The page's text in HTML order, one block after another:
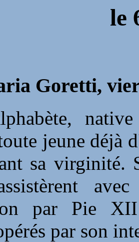
le
Goretti,
jeune déjà
sa virginité.
par Pie
par son